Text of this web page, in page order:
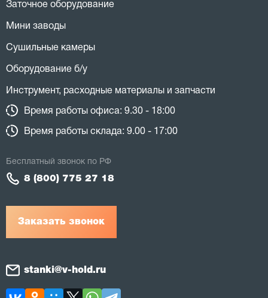
Заточное оборудование
Мини заводы
Сушильные камеры
Оборудование б/у
Инструмент, расходные материалы и запчасти
Время работы офиса: 9.30 - 18:00
Время работы склада: 9.00 - 17:00
Заказать звонок
Бесплатный звонок по РФ
8 (800) 775 27 18
stanki@v-hold.ru